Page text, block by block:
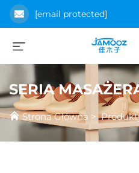
[email protected]
SERIA
Strona Główna >